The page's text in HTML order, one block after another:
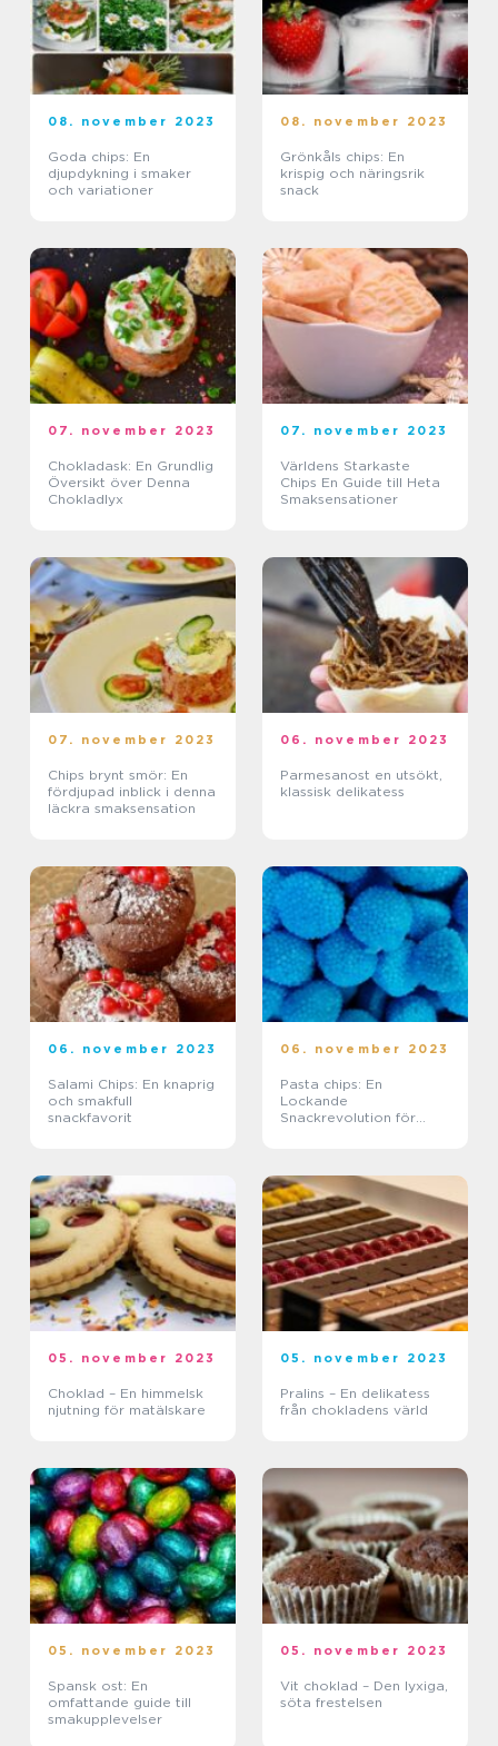
08. november 2023
Goda chips: En
djupdykning i smaker
och variationer
08. november 2023
Grönkåls chips: En
krispig och näringsrik
snack
07. november 2023
Chokladask: En Grundlig
Översikt över Denna
Chokladlyx
07. november 2023
Världens Starkaste
Chips En Guide till Heta
Smaksensationer
07. november 2023
Chips brynt smör: En
fördjupad inblick i denna
läckra smaksensation
06. november 2023
Parmesanost en utsökt,
klassisk delikatess
06. november 2023
Salami Chips: En knaprig
och smakfull
snackfavorit
06. november 2023
Pasta chips: En
Lockande
Snackrevolution för
05. november 2023
Choklad – En himmelsk
njutning för matälskare
05. november 2023
Pralins – En delikatess
från chokladens värld
05. november 2023
Spansk ost: En
omfattande guide till
smakupplevelser
05. november 2023
Vit choklad – Den lyxiga,
söta frestelsen